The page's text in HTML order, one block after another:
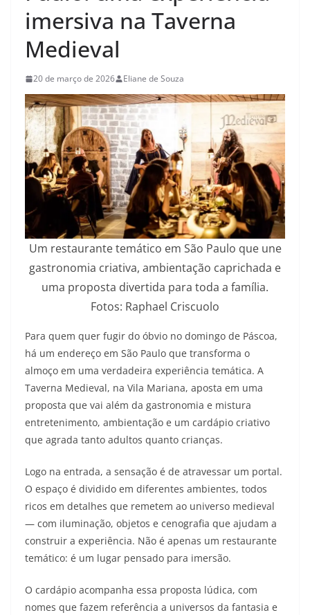
imersiva na Taverna
Medieval
20 de março de 2026 Eliane de Souza
Um restaurante temático em São Paulo que une
gastronomia criativa, ambientação caprichada e
uma proposta divertida para toda a família.
Fotos: Raphael Criscuolo
Para quem quer fugir do óbvio no domingo de Páscoa,
há um endereço em São Paulo que transforma o
almoço em uma verdadeira experiência temática. A
Taverna Medieval, na Vila Mariana, aposta em uma
proposta que vai além da gastronomia e mistura
entretenimento, ambientação e um cardápio criativo
que agrada tanto adultos quanto crianças.
Logo na entrada, a sensação é de atravessar um portal.
O espaço é dividido em diferentes ambientes, todos
ricos em detalhes que remetem ao universo medieval
— com iluminação, objetos e cenografia que ajudam a
construir a experiência. Não é apenas um restaurante
temático: é um lugar pensado para imersão.
O cardápio acompanha essa proposta lúdica, com
nomes que fazem referência a universos da fantasia e